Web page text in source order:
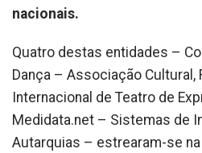
nacionais.
Quatro destas entidades –
Dança – Associação Cultural,
Internacional de Teatro de
Medidata.net – Sistemas de
Autarquias – estrearam-se